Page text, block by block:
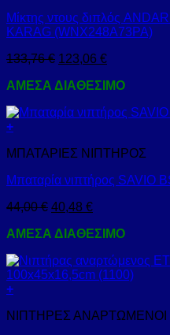
Μίκτης ντους διπλός
KARAG (WNX248A73PA)
133,76€ 123,06 €
ΑΜΕΣΑ ΔΙΑΘΕΣΙΜΟ
+
ΜΠΑΤΑΡΙΕΣ ΝΙΠΤΗΡΟΣ
Μπαταρία νιπτήρος SAVIO
44,00€ 40,48 €
ΑΜΕΣΑ ΔΙΑΘΕΣΙΜΟ
+
ΝΙΠΤΗΡΕΣ ΑΝΑΡΤΩΜΕΝΟΙ